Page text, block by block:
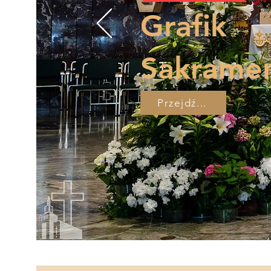
Grafik
Przejdź...